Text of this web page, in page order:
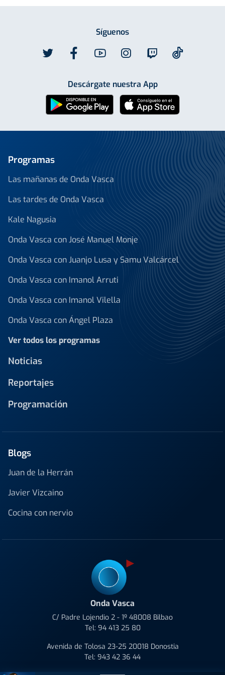
Síguenos
Descárgate nuestra App
Programas
Las mañanas de Onda Vasca
Las tardes de Onda Vasca
Kale Nagusia
Onda Vasca con José Manuel Monje
Onda Vasca con Juanjo Lusa y Samu Valcárcel
Onda Vasca con Imanol Arruti
Onda Vasca con Imanol Vilella
Onda Vasca con Ángel Plaza
Ver todos los programas
Noticias
Reportajes
Programación
Blogs
Juan de la Herrán
Javier Vizcaino
Cocina con nervio
Onda Vasca
C/ Padre Lojendio 2 - 1º 48008 Bilbao
Tel: 94 413 25 80
Avenida de Tolosa 23-25 20018 Donostia
Tel: 943 42 36 44